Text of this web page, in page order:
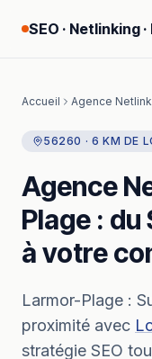
SEO · Netlinking
Accueil Agence
56260 · 6 KM DE
Agence
Plage : du
à votre
Larmor-Plage :
proximité avec
stratégie SEO